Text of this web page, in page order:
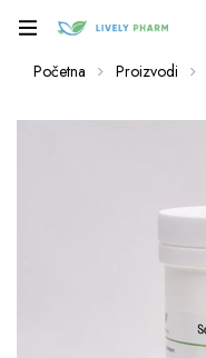
Početna Proizvodi